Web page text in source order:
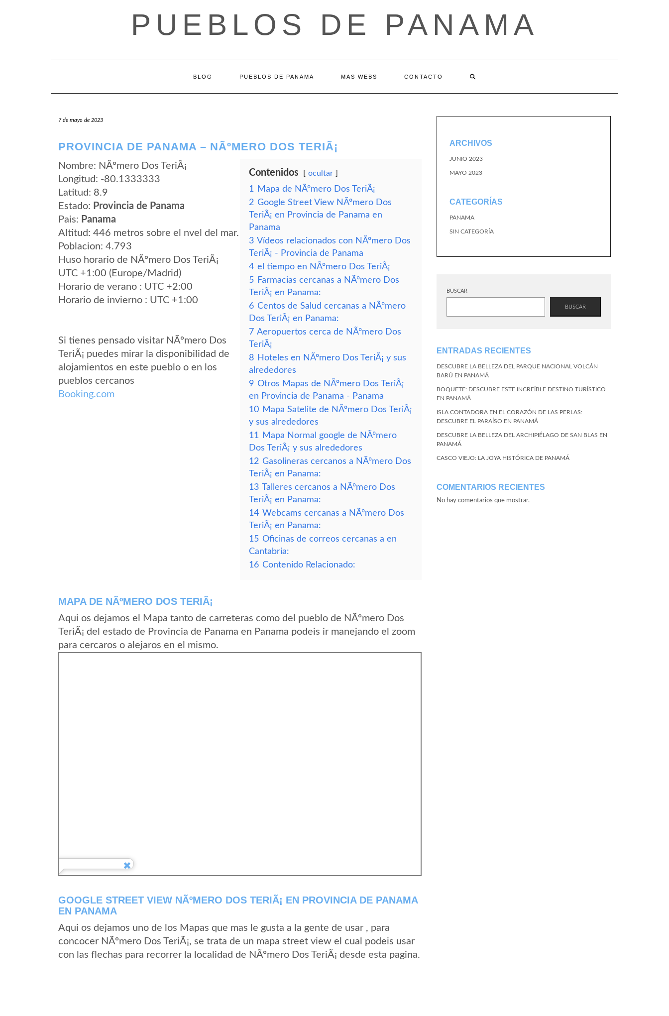
PUEBLOS DE PANAMA
BLOG PUEBLOS DE PANAMA MAS WEBS CONTACTO
7 de mayo de 2023
PROVINCIA DE PANAMA – NÃºMERO DOS TERIÃ¡
Nombre: NÃºmero Dos TeriÃ¡
Longitud: -80.1333333
Latitud: 8.9
Estado: Provincia de Panama
Pais: Panama
Altitud: 446 metros sobre el nvel del mar.
Poblacion: 4.793
Huso horario de NÃºmero Dos TeriÃ¡
UTC +1:00 (Europe/Madrid)
Horario de verano : UTC +2:00
Horario de invierno : UTC +1:00
Si tienes pensado visitar NÃºmero Dos
TeriÃ¡ puedes mirar la disponibilidad de
alojamientos en este pueblo o en los
pueblos cercanos
Booking.com
Contenidos ocultar
1
Mapa de NÃºmero Dos TeriÃ¡
2 Google Street View NÃºmero Dos
TeriÃ¡ en Provincia de Panama en
Panama
3 Vídeos relacionados con NÃºmero Dos
TeriÃ¡ - Provincia de Panama
4 el tiempo en NÃºmero Dos TeriÃ¡
5 Farmacias cercanas a NÃºmero Dos
TeriÃ¡ en Panama:
6 Centos de Salud cercanas a NÃºmero
Dos TeriÃ¡ en Panama:
7 Aeropuertos cerca de NÃºmero Dos
TeriÃ¡
8 Hoteles en NÃºmero Dos TeriÃ¡ y sus
alrededores
9 Otros Mapas de NÃºmero Dos TeriÃ¡
en Provincia de Panama - Panama
10 Mapa Satelite de NÃºmero Dos TeriÃ¡
y sus alrededores
11
Mapa Normal google de NÃºmero
Dos TeriÃ¡ y sus alrededores
12 Gasolineras cercanos a NÃºmero Dos
TeriÃ¡ en Panama:
13 Talleres cercanos a NÃºmero Dos
TeriÃ¡ en Panama:
14 Webcams cercanas a NÃºmero Dos
TeriÃ¡ en Panama:
15 Oficinas de correos cercanas a en
Cantabria:
16 Contenido Relacionado:
MAPA DE NÃºMERO DOS TERIÃ¡
Aqui os dejamos el Mapa tanto de carreteras como del pueblo de NÃºmero Dos
TeriÃ¡ del estado de Provincia de Panama en Panama podeis ir manejando el zoom
para cercaros o alejaros en el mismo.
GOOGLE STREET VIEW NÃºMERO DOS TERIÃ¡ EN PROVINCIA DE PANAMA
EN PANAMA
Aqui os dejamos uno de los Mapas que mas le gusta a la gente de usar , para
concocer NÃºmero Dos TeriÃ¡, se trata de un mapa street view el cual podeis usar
con las flechas para recorrer la localidad de NÃºmero Dos TeriÃ¡ desde esta pagina.
ARCHIVOS
JUNIO 2023
MAYO 2023
CATEGORÍAS
PANAMA
SIN CATEGORÍA
BUSCAR
BUSCAR
ENTRADAS RECIENTES
DESCUBRE LA BELLEZA DEL PARQUE NACIONAL VOLCÁN
BARÚ EN PANAMÁ
BOQUETE: DESCUBRE ESTE INCREÍBLE DESTINO TURÍSTICO
EN PANAMÁ
ISLA CONTADORA EN EL CORAZÓN DE LAS PERLAS:
DESCUBRE EL PARAÍSO EN PANAMÁ
DESCUBRE LA BELLEZA DEL ARCHIPIÉLAGO DE SAN BLAS EN
PANAMÁ
CASCO VIEJO: LA JOYA HISTÓRICA DE PANAMÁ
COMENTARIOS RECIENTES
No hay comentarios que mostrar.